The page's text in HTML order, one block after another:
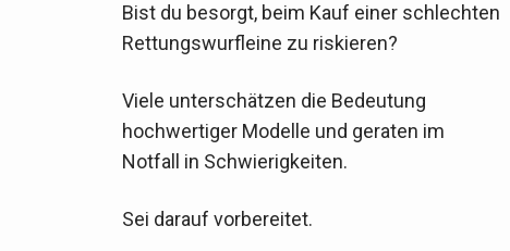
Bist du besorgt, beim Kauf einer schlechten
Rettungswurfleine zu riskieren?
Viele unterschätzen die Bedeutung
hochwertiger Modelle und geraten im
Notfall in Schwierigkeiten.
Sei darauf vorbereitet.